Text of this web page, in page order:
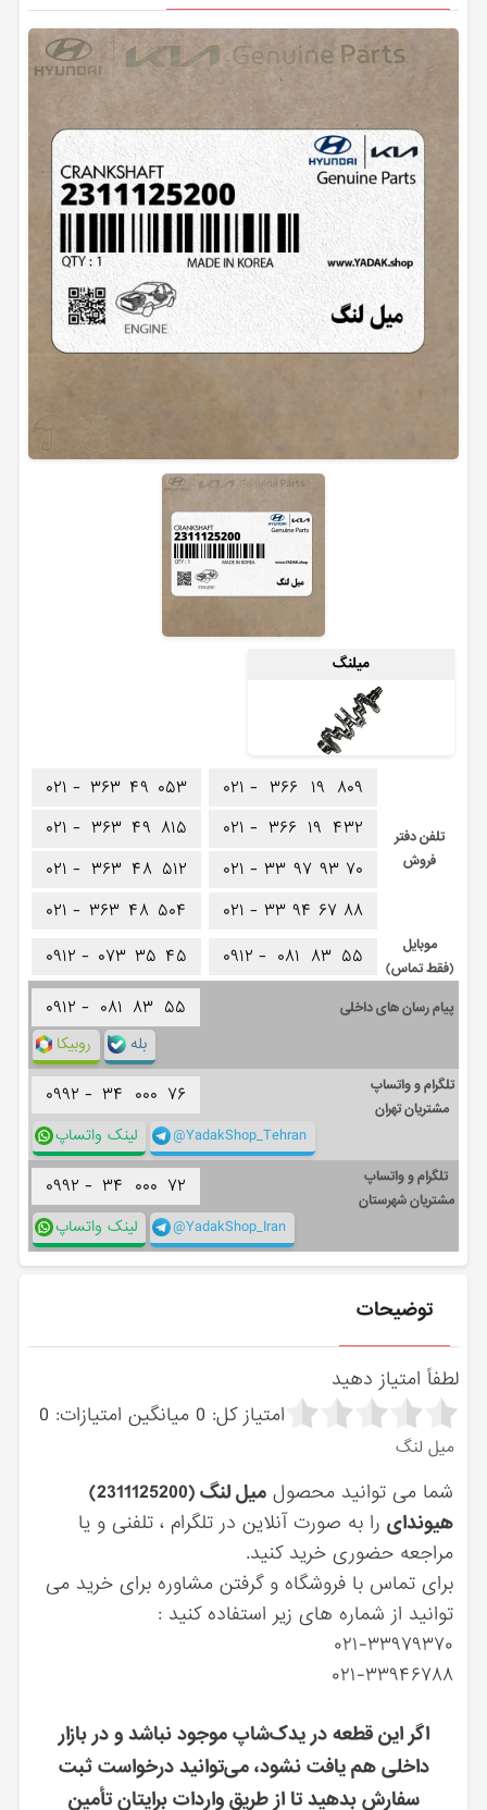
میلنگ
تلفن دفتر
فروش
۰۲۱ - ۳۶۶ ۱۹ ۸۰۹
۰۲۱ - ۳۶۶ ۱۹ ۴۳۲
۰۲۱ - ۳۳ ۹۷ ۹۳ ۷۰
۰۲۱ - ۳۳ ۹۴ ۶۷ ۸۸
۰۲۱ - ۳۶۳ ۴۹ ۰۵۳
۰۲۱ - ۳۶۳ ۴۹ ۸۱۵
۰۲۱ - ۳۶۳ ۴۸ ۵۱۲
۰۲۱ - ۳۶۳ ۴۸ ۵۰۴
موبایل
(فقط تماس)
۰۹۱۲ - ۰۸۱ ۸۳ ۵۵ ۰۹۱۲ - ۰۷۳ ۳۵ ۴۵
پیام رسان های داخلی ۰۹۱۲ - ۰۸۱ ۸۳ ۵۵
روبیکا بله
تلگرام و واتساپ
مشتریان تهران
۰۹۹۲ - ۳۴ ۰۰۰ ۷۶
لینک واتساپ @YadakShop_Tehran
تلگرام و واتساپ
مشتریان شهرستان
۰۹۹۲ - ۳۴ ۰۰۰ ۷۲
لینک واتساپ @YadakShop_Iran
توضیحات
لطفاً امتیاز دهید
امتیاز کل: 0 میانگین امتیازات: 0
ميل لنگ
شما می توانید محصول
ميل لنگ (2311125200)
هیوندای را به صورت آنلاین در تلگرام ، تلفنی و یا
مراجعه حضوری خرید کنید.
برای تماس با فروشگاه و گرفتن مشاوره برای خرید می
توانید از شماره های زیر استفاده کنید :
۰۲۱-۳۳۹۷۹۳۷۰
۰۲۱-۳۳۹۴۶۷۸۸
اگر این قطعه در یدک‌شاپ موجود نباشد و در بازار
داخلی هم یافت نشود، می‌توانید درخواست ثبت
سفارش بدهید تا از طریق واردات برایتان تأمین